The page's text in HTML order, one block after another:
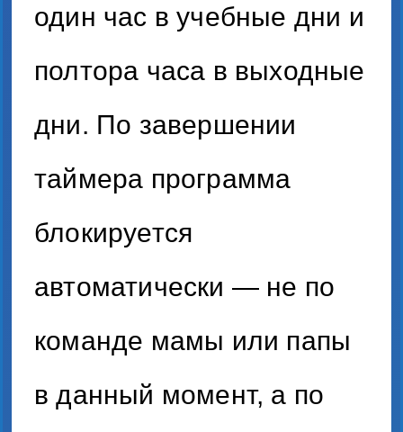
один час в учебные дни и
полтора часа в выходные
дни. По завершении
таймера программа
блокируется
автоматически — не по
команде мамы или папы
в данный момент, а по